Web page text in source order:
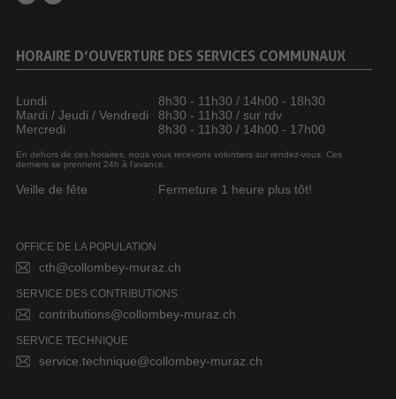
HORAIRE D’OUVERTURE DES SERVICES COMMUNAUX
Lundi
8h30 - 11h30 / 14h00 - 18h30
Mardi / Jeudi / Vendredi
8h30 - 11h30 / sur rdv
Mercredi
8h30 - 11h30 / 14h00 - 17h00
En dehors de ces horaires, nous vous recevons volontiers sur rendez-vous. Ces
derniers se prennent 24h à l’avance.
Veille de fête Fermeture 1 heure plus tôt!
OFFICE DE LA POPULATION
cth@collombey-muraz.ch
SERVICE DES CONTRIBUTIONS
contributions@collombey-muraz.ch
SERVICE TECHNIQUE
service.technique@collombey-muraz.ch